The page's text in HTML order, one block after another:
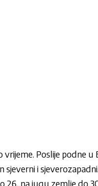
Poslije podne u
i
26, na jugu zemlje do